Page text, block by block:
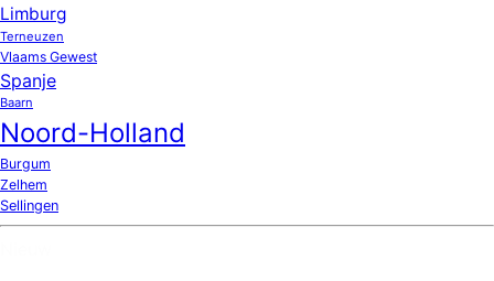
Limburg
Terneuzen
Vlaams Gewest
Spanje
Baarn
Noord-Holland
Burgum
Zelhem
Sellingen